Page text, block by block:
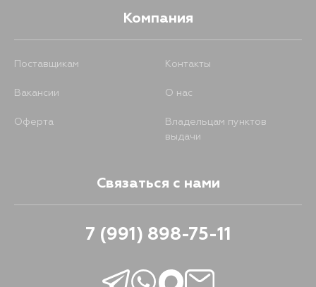
Компания
Поставщикам Контакты
Вакансии О нас
Оферта
Владельцам пунктов
выдачи
Связаться с нами
7 (991) 898-75-11